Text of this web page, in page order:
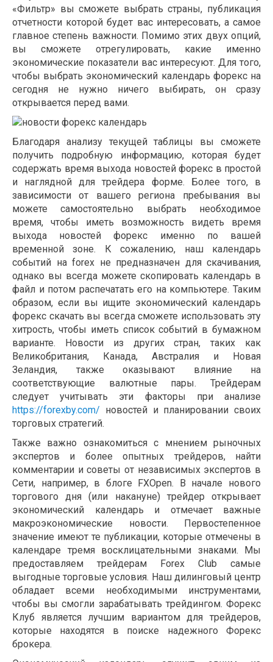
«Фильтр» вы сможете выбрать страны, публикация
отчетности которой будет вас интересовать, а самое
главное степень важности. Помимо этих двух опций,
вы сможете отрегулировать, какие именно
экономические показатели вас интересуют. Для того,
чтобы выбрать экономический календарь форекс на
сегодня не нужно ничего выбирать, он сразу
открывается перед вами.
Благодаря анализу текущей таблицы вы сможете
получить подробную информацию, которая будет
содержать время выхода новостей форекс в простой
и наглядной для трейдера форме. Более того, в
зависимости от вашего региона пребывания вы
можете самостоятельно выбрать необходимое
время, чтобы иметь возможность видеть время
выхода новостей форекс именно по вашей
временной зоне. К сожалению, наш календарь
событий на forex не предназначен для скачивания,
однако вы всегда можете скопировать календарь в
файл и потом распечатать его на компьютере. Таким
образом, если вы ищите экономический календарь
форекс скачать вы всегда сможете использовать эту
хитрость, чтобы иметь список событий в бумажном
варианте. Новости из других стран, таких как
Великобритания, Канада, Австралия и Новая
Зеландия, также оказывают влияние на
соответствующие валютные пары. Трейдерам
следует учитывать эти факторы при анализе
https://forexby.com/ новостей и планировании своих
торговых стратегий.
Также важно ознакомиться с мнением рыночных
экспертов и более опытных трейдеров, найти
комментарии и советы от независимых экспертов в
Сети, например, в блоге FXOpen. В начале нового
торгового дня (или накануне) трейдер открывает
экономический календарь и отмечает важные
макроэкономические новости. Первостепенное
значение имеют те публикации, которые отмечены в
календаре тремя восклицательными знаками. Мы
предоставляем трейдерам Forex Club самые
выгодные торговые условия. Наш дилинговый центр
обладает всеми необходимыми инструментами,
чтобы вы смогли зарабатывать трейдингом. Форекс
Клуб является лучшим вариантом для трейдеров,
которые находятся в поиске надежного Форекс
брокера.